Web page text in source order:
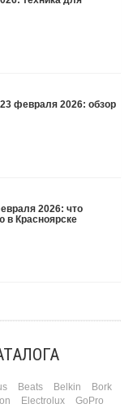
февраля 2026: обзор
делают вид, что им
колонку / приставку /
которые загораются
2026: что
в Красноярске
с первого — потому что он
Beats Belkin
Bork
Electrolux
GoPro